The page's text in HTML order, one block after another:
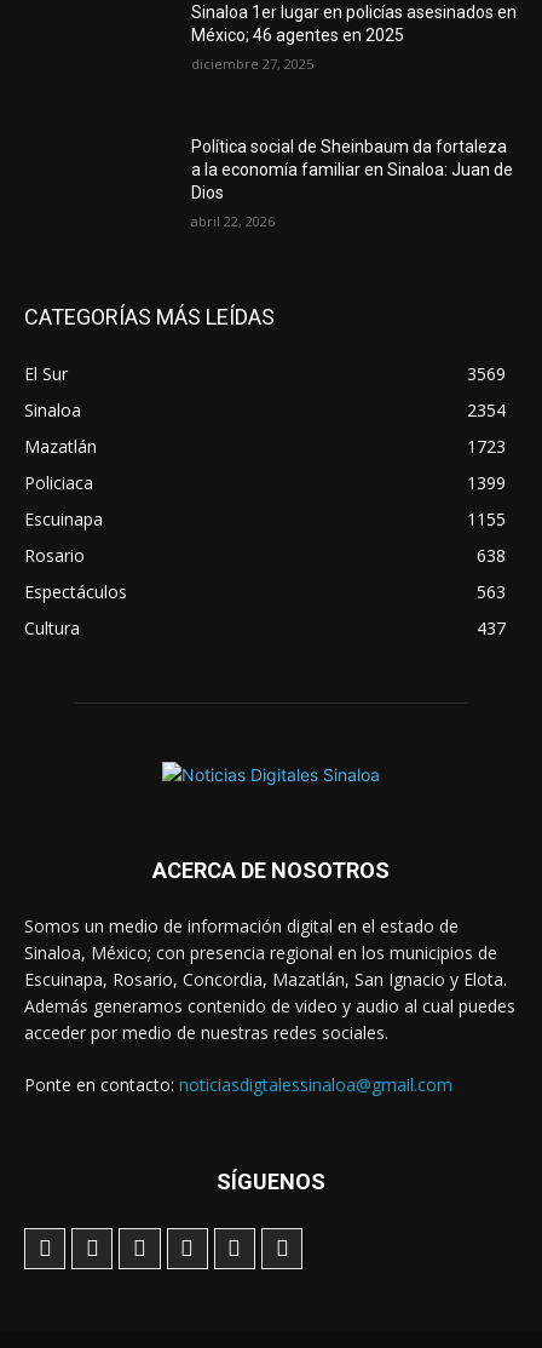
Sinaloa 1er lugar en policías asesinados en
México; 46 agentes en 2025
diciembre 27, 2025
Política social de Sheinbaum da fortaleza
a la economía familiar en Sinaloa: Juan de
Dios
abril 22, 2026
CATEGORÍAS MÁS LEÍDAS
El Sur
3569
Sinaloa
2354
Mazatlán
1723
Policiaca
1399
Escuinapa
1155
Rosario
638
Espectáculos
563
Cultura
437
ACERCA DE NOSOTROS
Somos un medio de información digital en el estado de
Sinaloa, México; con presencia regional en los municipios de
Escuinapa, Rosario, Concordia, Mazatlán, San Ignacio y Elota.
Además generamos contenido de video y audio al cual puedes
acceder por medio de nuestras redes sociales.
Ponte en contacto: noticiasdigtalessinaloa@gmail.com
SÍGUENOS